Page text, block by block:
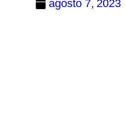
agosto 7, 2023